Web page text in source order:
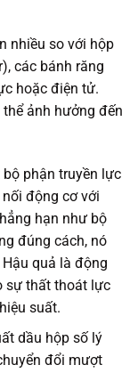
nhiều so với hộp
các bánh răng
hoặc điện tử.
ảnh hưởng đến
phận truyền lực
động cơ với
hạn như bộ
đúng cách, nó
quả là động
sự thất thoát lực
suất.
dầu hộp số lý
đổi mượt